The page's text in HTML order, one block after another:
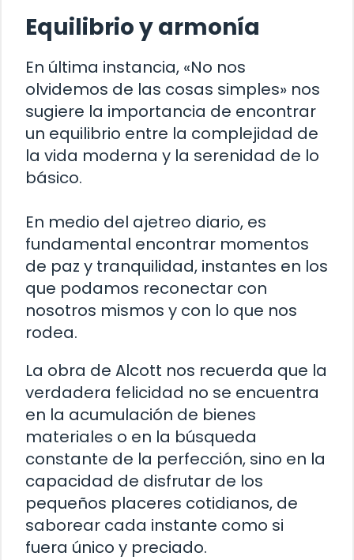
Equilibrio y armonía
En última instancia, «No nos
olvidemos de las cosas simples» nos
sugiere la importancia de encontrar
un equilibrio entre la complejidad de
la vida moderna y la serenidad de lo
básico.
En medio del ajetreo diario, es
fundamental encontrar momentos
de paz y tranquilidad, instantes en los
que podamos reconectar con
nosotros mismos y con lo que nos
rodea.
La obra de Alcott nos recuerda que la
verdadera felicidad no se encuentra
en la acumulación de bienes
materiales o en la búsqueda
constante de la perfección, sino en la
capacidad de disfrutar de los
pequeños placeres cotidianos, de
saborear cada instante como si
fuera único y preciado.